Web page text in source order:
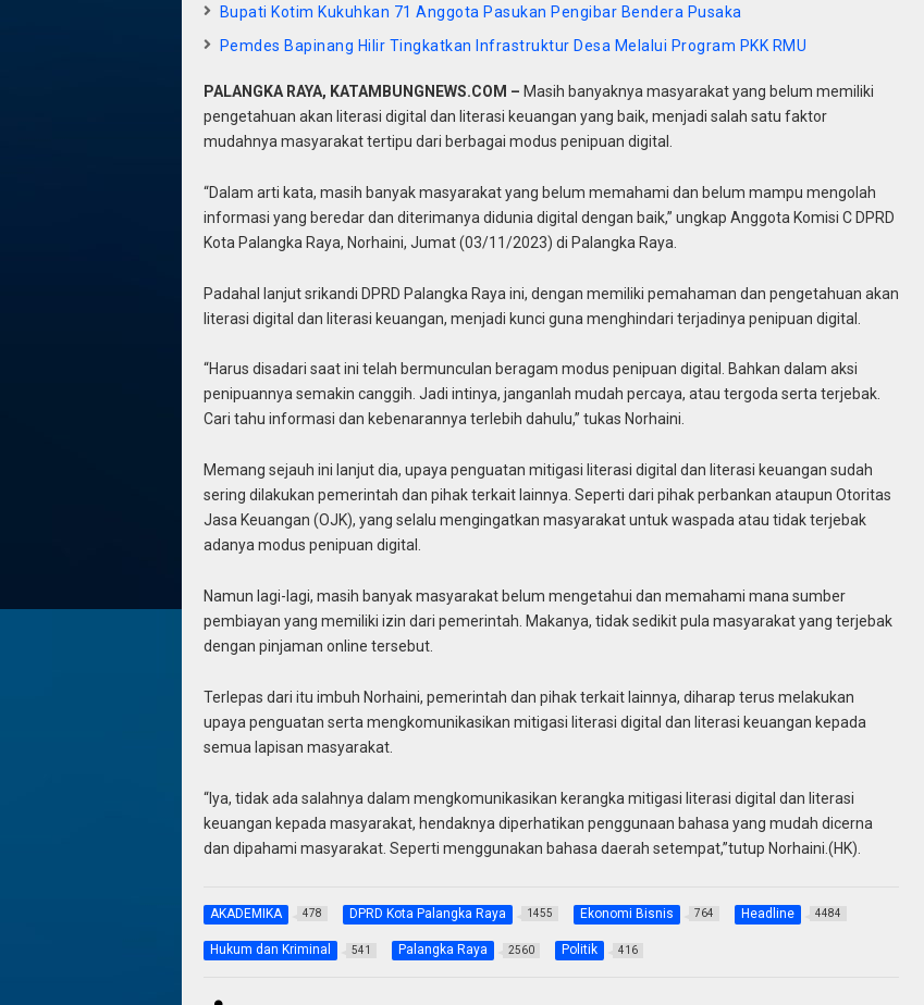
Bupati Kotim Kukuhkan 71 Anggota Pasukan Pengibar Bendera Pusaka
Pemdes Bapinang Hilir Tingkatkan Infrastruktur Desa Melalui Program PKK RMU
PALANGKA RAYA, KATAMBUNGNEWS.COM – Masih banyaknya masyarakat yang belum memiliki
pengetahuan akan literasi digital dan literasi keuangan yang baik, menjadi salah satu faktor
mudahnya masyarakat tertipu dari berbagai modus penipuan digital.
“Dalam arti kata, masih banyak masyarakat yang belum memahami dan belum mampu mengolah
informasi yang beredar dan diterimanya didunia digital dengan baik,” ungkap Anggota Komisi C DPRD
Kota Palangka Raya, Norhaini, Jumat (03/11/2023) di Palangka Raya.
Padahal lanjut srikandi DPRD Palangka Raya ini, dengan memiliki pemahaman dan pengetahuan akan
literasi digital dan literasi keuangan, menjadi kunci guna menghindari terjadinya penipuan digital.
“Harus disadari saat ini telah bermunculan beragam modus penipuan digital. Bahkan dalam aksi
penipuannya semakin canggih. Jadi intinya, janganlah mudah percaya, atau tergoda serta terjebak.
Cari tahu informasi dan kebenarannya terlebih dahulu,” tukas Norhaini.
Memang sejauh ini lanjut dia, upaya penguatan mitigasi literasi digital dan literasi keuangan sudah
sering dilakukan pemerintah dan pihak terkait lainnya. Seperti dari pihak perbankan ataupun Otoritas
Jasa Keuangan (OJK), yang selalu mengingatkan masyarakat untuk waspada atau tidak terjebak
adanya modus penipuan digital.
Namun lagi-lagi, masih banyak masyarakat belum mengetahui dan memahami mana sumber
pembiayan yang memiliki izin dari pemerintah. Makanya, tidak sedikit pula masyarakat yang terjebak
dengan pinjaman online tersebut.
Terlepas dari itu imbuh Norhaini, pemerintah dan pihak terkait lainnya, diharap terus melakukan
upaya penguatan serta mengkomunikasikan mitigasi literasi digital dan literasi keuangan kepada
semua lapisan masyarakat.
“Iya, tidak ada salahnya dalam mengkomunikasikan kerangka mitigasi literasi digital dan literasi
keuangan kepada masyarakat, hendaknya diperhatikan penggunaan bahasa yang mudah dicerna
dan dipahami masyarakat. Seperti menggunakan bahasa daerah setempat,”tutup Norhaini.(HK).
AKADEMIKA 478 DPRD Kota Palangka Raya 1455 Ekonomi Bisnis 764 Headline 4484
Hukum dan Kriminal 541 Palangka Raya 2560 Politik 416